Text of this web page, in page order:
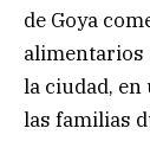
de Goya
alimentarios
la ciudad, en
las familias